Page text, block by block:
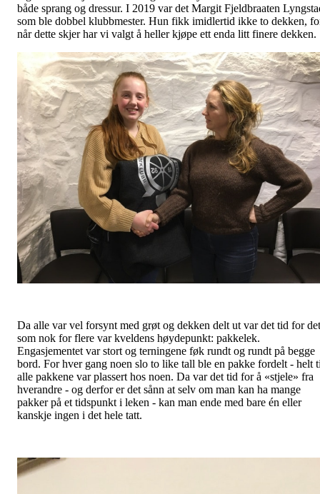
både sprang og dressur. I 2019 var det Margit Fjeldbraaten
som ble dobbel klubbmester. Hun fikk imidlertid ikke to dekken,
når dette skjer har vi valgt å heller kjøpe ett enda litt finere dekken.
Da alle var vel forsynt med grøt og dekken delt ut var det tid for det
som nok for flere var kveldens høydepunkt: pakkelek.
Engasjementet var stort og terningene føk rundt og rundt på begge
bord. For hver gang noen slo to like tall ble en pakke fordelt - helt
alle pakkene var plassert hos noen. Da var det tid for å «stjele» fra
hverandre - og derfor er det sånn at selv om man kan ha mange
pakker på et tidspunkt i leken - kan man ende med bare én eller
kanskje ingen i det hele tatt.